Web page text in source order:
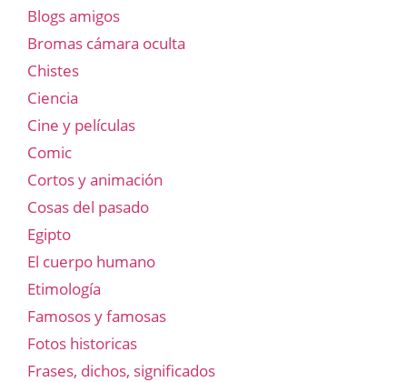
Blogs amigos
Bromas cámara oculta
Chistes
Ciencia
Cine y películas
Comic
Cortos y animación
Cosas del pasado
Egipto
El cuerpo humano
Etimología
Famosos y famosas
Fotos historicas
Frases, dichos, significados